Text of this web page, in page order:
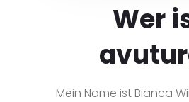
Wer
Mein Name ist Bianca